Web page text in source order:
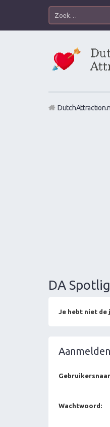
DA
Je hebt niet de
Aanmelden
Wachtwoord: